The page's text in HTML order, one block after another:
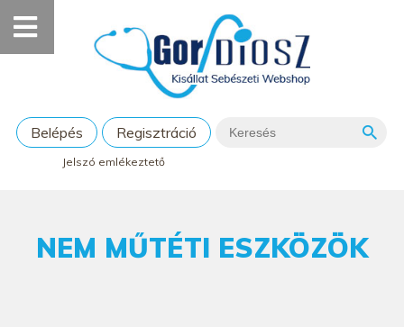
Belépés Regisztráció
Jelszó emlékeztető
NEM MŰTÉTI ESZKÖZÖK